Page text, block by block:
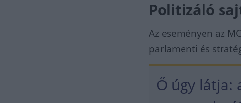
Politizáló
Az eseményen az
parlamenti és
Ő úgy látja: